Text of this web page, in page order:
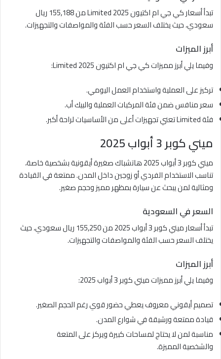
تبدأ أسعار كي جي ام اكتيون Limited 2025 من 155,188 ريال
سعودي، حيث يختلف السعر حسب الفئة والمواصفات والتجهيزات.
أبرز الميزات
وفيما يلي أبرز مميزات كي جي ام اكتيون Limited 2025:
تركيز على العملية واستخدام العمل اليومي.
سعر منافس ضمن فئة المركبات العملية والبيك أب.
فئة Limited تعني تجهيزات أعلى من الأساسيات لراحة أكبر.
ميني كوبر 3 أبواب 2025
ميني كوبر 3 أبواب 2025 هاتشباك صغيرة أيقونية بشخصية خاصة،
تناسب الاستخدام الفردي أو زوجين داخل المدن. ممتعة في القيادة
ومثالية لمن يبحث عن سيارة بمظهر مميز وحجم صغير.
السعر في السعودية
تبدأ أسعار ميني كوبر 3 أبواب 2025 من 155,250 ريال سعودي، حيث
يختلف السعر حسب الفئة والمواصفات والتجهيزات.
أبرز الميزات
وفيما يلي أبرز مميزات ميني كوبر 3 أبواب 2025:
تصميم أيقوني معروف يعطي حضور قوي رغم الحجم الصغير.
قيادة ممتعة ورشيقة في شوارع المدن.
مناسبة لمن لا يحتاج لمساحات كبيرة ويركز على المتعة
والشخصية المميزة.